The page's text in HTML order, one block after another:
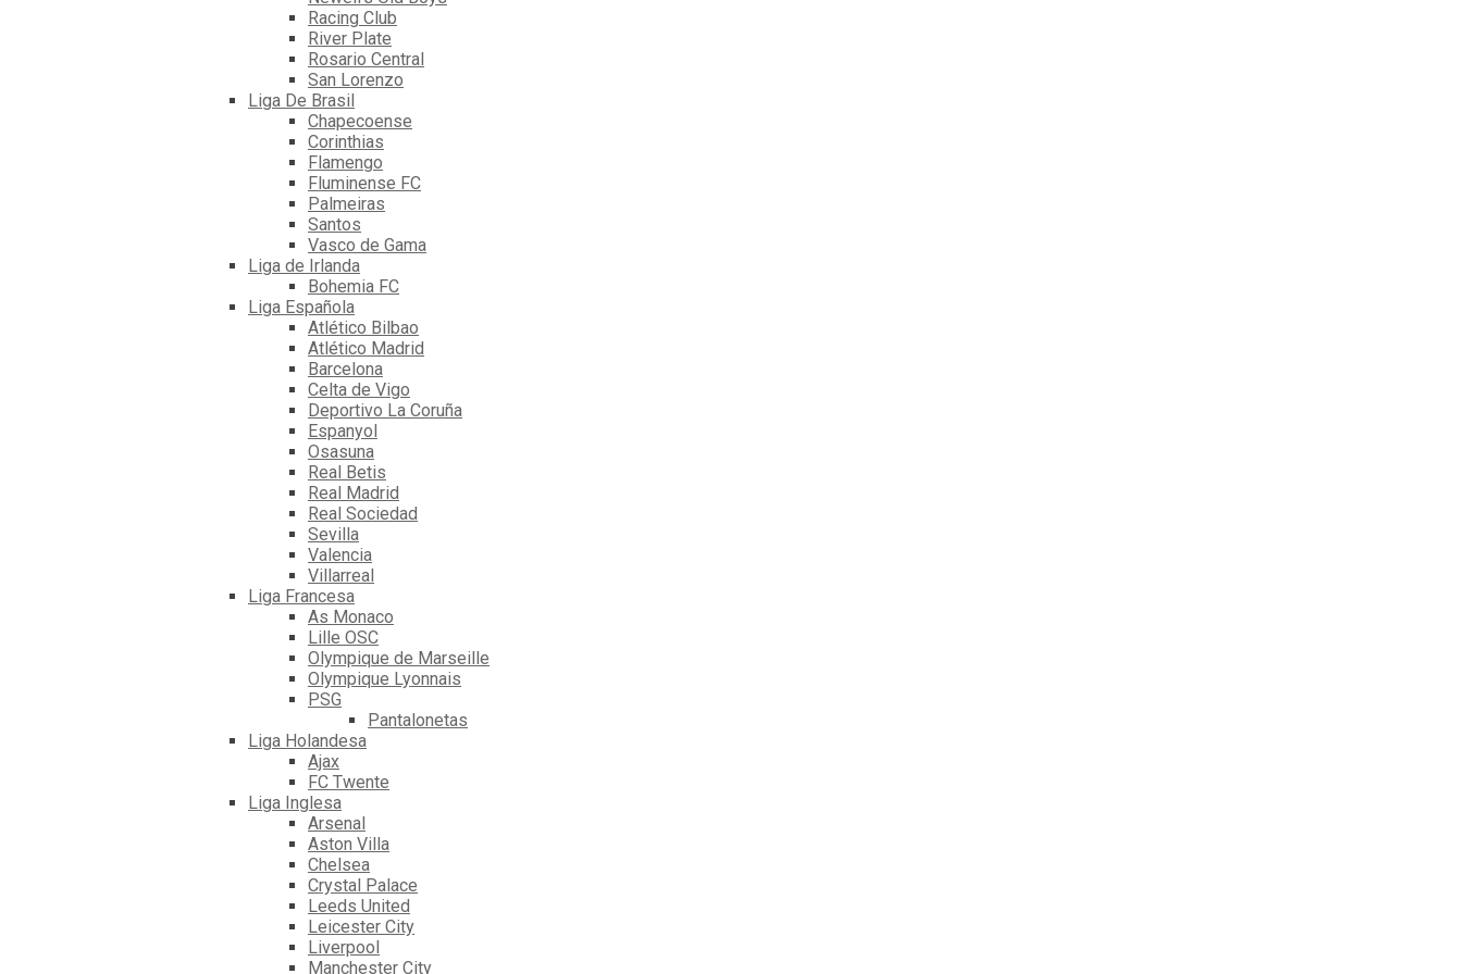
Racing Club
River Plate
Rosario Central
San Lorenzo
Liga De Brasil
Chapecoense
Corinthias
Flamengo
Fluminense FC
Palmeiras
Santos
Vasco de Gama
Liga de Irlanda
Bohemia FC
Liga Española
Atlético Bilbao
Atlético Madrid
Barcelona
Celta de Vigo
Deportivo La Coruña
Espanyol
Osasuna
Real Betis
Real Madrid
Real Sociedad
Sevilla
Valencia
Villarreal
Liga Francesa
As Monaco
Lille OSC
Olympique de Marseille
Olympique Lyonnais
PSG
Pantalonetas
Liga Holandesa
Ajax
FC Twente
Liga Inglesa
Arsenal
Aston Villa
Chelsea
Crystal Palace
Leeds United
Leicester City
Liverpool
Manchester City